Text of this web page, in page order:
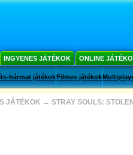
INGYENES JÁTÉKOK ONLINE
hármat játékokFilmes játékok
JÁTÉKOK → STRAY SOULS: